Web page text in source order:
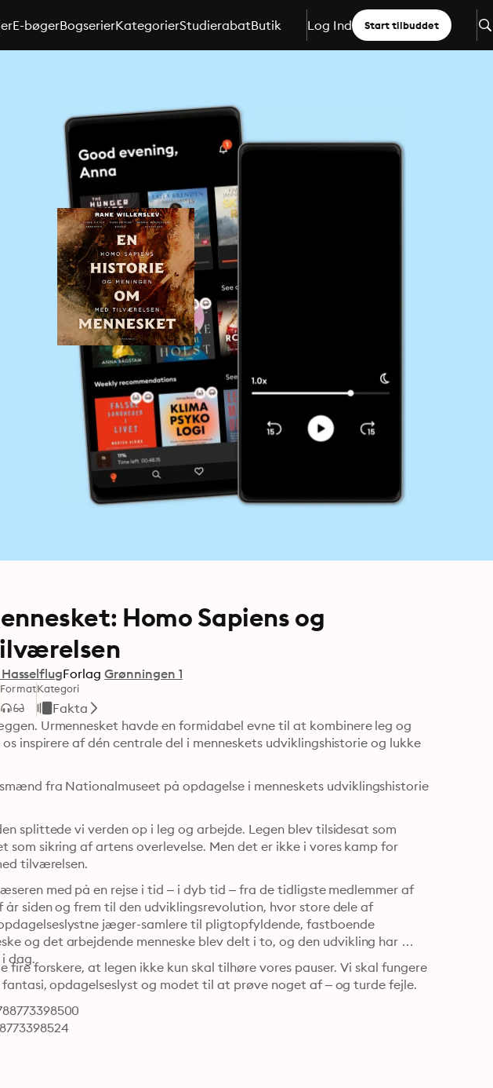
E-bøgerBogserierKategorierStudierabatButik Log Ind Start tilbuddet
Homo Sapiens og
Forlag Grønningen 1
FormatKategori
Fakta
Urmennesket havde en formidabel evne til at kombinere leg og
inspirere af dén centrale del i menneskets udviklingshistorie og lukke
fra Nationalmuseet på opdagelse i menneskets udviklingshistorie
splittede vi verden op i leg og arbejde. Legen blev tilsidesat som
sikring af artens overlevelse. Men det er ikke i vores kamp for
med på en rejse i tid – i dyb tid – fra de tidligste medlemmer af
siden og frem til den udviklingsrevolution, hvor store dele af
jæger-samlere til pligtopfyldende, fastboende
og det arbejdende menneske blev delt i to, og den udvikling har
dag.
fire forskere, at legen ikke kun skal tilhøre vores pauser. Vi skal fungere
fantasi, opdagelseslyst og modet til at prøve noget af – og turde fejle.